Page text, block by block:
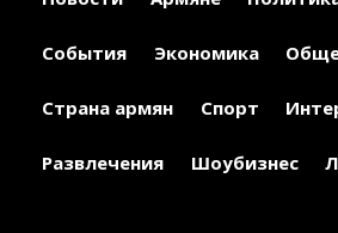
События Экономика
Страна армян Спорт
Развлечения Шоубизнес